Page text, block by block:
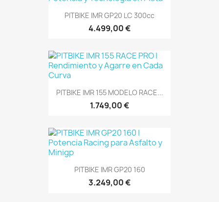
PITBIKE IMR GP20 LC 300cc
4.499,00 €
PITBIKE IMR 155 MODELO RACE...
1.749,00 €
PITBIKE IMR GP20 160
3.249,00 €